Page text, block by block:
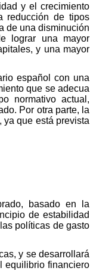
y el crecimiento
reducción de tipos
de una disminución
lograr una mayor
y una mayor
español con una
que se adecua
normativo actual,
Por otra parte, la
ya que está prevista
basado en la
de estabilidad
políticas de gasto
y se desarrollará
equilibrio financiero